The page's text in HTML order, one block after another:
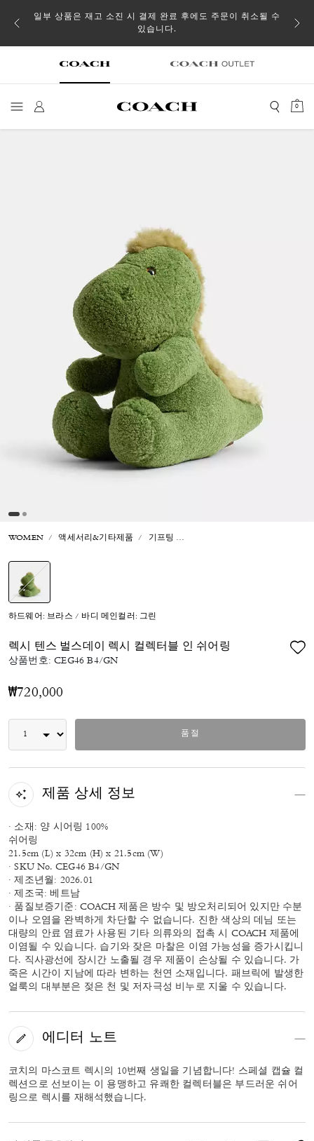
일부 상품은 재고 소진 시 결제 완료 후에도 주문이 취소될 수
있습니다.
0
WOMEN 액세서리&기타제품 기프팅
하드웨어: 브라스 / 바디 메인컬러: 그린
렉시 텐스 벌스데이 렉시 컬렉터블 인 쉬어링
상품번호:CEG46 B4/GN
₩720,000
품절
제품 상세 정보
· 소재: 양 시어링 100%
쉬어링
21.5cm (L) x 32cm (H) x 21.5cm (W)
· SKU No. CEG46 B4/GN
· 제조년월: 2026.01
· 제조국: 베트남
· 품질보증기준: COACH 제품은 방수 및 방오처리되어 있지만 수분
이나 오염을 완벽하게 차단할 수 없습니다. 진한 색상의 데님 또는
대량의 안료 염료가 사용된 기타 의류와의 접촉 시 COACH 제품에
이염될 수 있습니다. 습기와 잦은 마찰은 이염 가능성을 증가시킵니
다. 직사광선에 장시간 노출될 경우 제품이 손상될 수 있습니다. 가
죽은 시간이 지남에 따라 변하는 천연 소재입니다. 패브릭에 발생한
얼룩의 대부분은 젖은 천 및 저자극성 비누로 지울 수 있습니다.
에디터 노트
코치의 마스코트 렉시의 10번째 생일을 기념합니다! 스페셜 캡슐 컬
렉션으로 선보이는 이 용맹하고 유쾌한 컬렉터블은 부드러운 쉬어
링으로 렉시를 재해석했습니다.